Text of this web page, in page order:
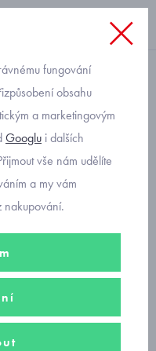
RDX
fungování
obsahu
a marketingovým
Googlu i dalších
vše nám udělíte
a my vám
nakupování.